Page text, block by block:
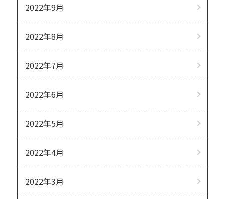
2022年9月
2022年8月
2022年7月
2022年6月
2022年5月
2022年4月
2022年3月